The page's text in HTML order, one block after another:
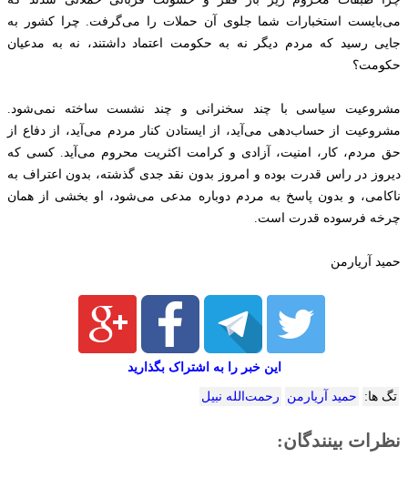
می‌بایست استخبارات شما جلوی آن حملات را می‌گرفت. چرا کشور به
جایی رسید که مردم دیگر نه به حکومت اعتماد داشتند، نه به مدعیان
حکومت؟
مشروعیت سیاسی با چند سخنرانی و چند نشست ساخته نمی‌شود.
مشروعیت از حساب‌دهی می‌آید، از ایستادن کنار مردم می‌آید، از دفاع از
حق مردم، کار، امنیت، آزادی و کرامت اکثریت محروم می‌آید. کسی که
دیروز در راس قدرت بوده و امروز بدون نقد جدی گذشته، بدون اعتراف به
ناکامی، و بدون پاسخ به مردم دوباره مدعی می‌شود، او بخشی از همان
چرخه فرسوده قدرت است.
حمید آریارمن
این خبر را به اشتراک بگذارید
تگ ها: حمید آریارمن رحمت‌الله نبیل
نظرات بینندگان: